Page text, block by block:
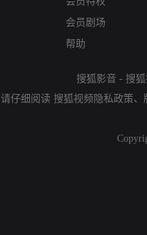
会员剧场
帮助
搜狐影音 - 搜
请仔细阅读 搜狐视频隐私政策、